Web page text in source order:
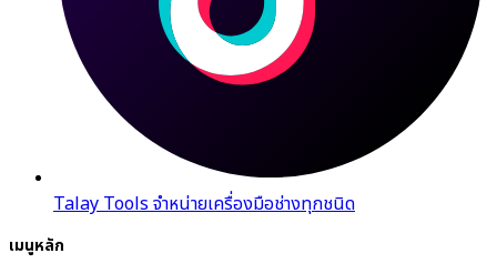
Talay Tools จำหน่ายเครื่องมือช่างทุกชนิด
เมนูหลัก